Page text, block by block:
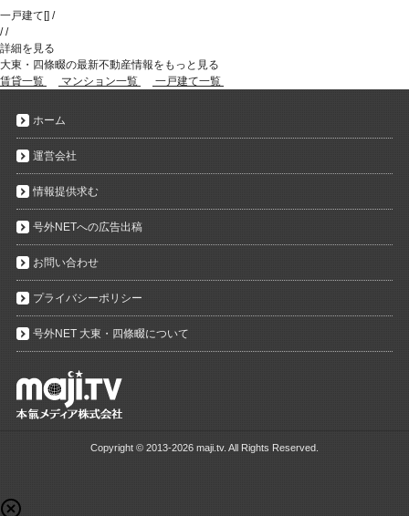
一戸建て[] /
//
詳細を見る
大東・四條畷の最新不動産情報をもっと見る
賃貸一覧
マンション一覧 一戸建て一覧
ホーム
運営会社
情報提供求む
号外NETへの広告出稿
お問い合わせ
プライバシーポリシー
号外NET 大東・四條畷について
Copyright © 2013-2026 maji.tv. All Rights Reserved.